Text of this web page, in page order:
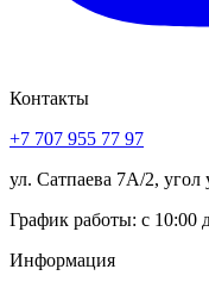
Контакты
+7 707 955 77 97
ул. Сатпаева 7А/2, угол
График работы: с 10:00
Информация